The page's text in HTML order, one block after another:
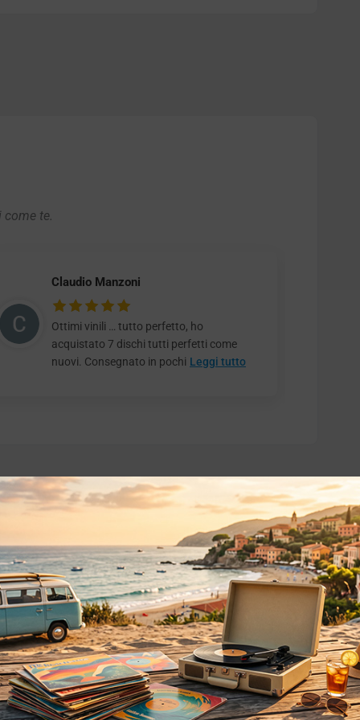
te.
Claudio Manzoni
Ottimi vinili … tutto perfetto, ho
acquistato 7 dischi tutti perfetti come
nuovi. Consegnato in pochi Leggi tutto
essere interessati!
Privacy
Privacy Policy